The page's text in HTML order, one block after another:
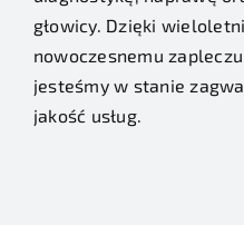
głowicy. Dzięki
nowoczesnemu
jesteśmy w stanie
jakość usług.